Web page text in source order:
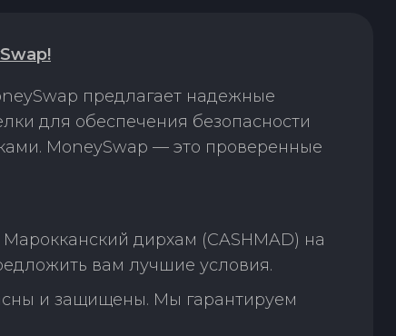
предлагает надежные
для обеспечения безопасности
MoneySwap — это проверенные
дирхам (CASHMAD) на
вам лучшие условия.
и защищены. Мы гарантируем